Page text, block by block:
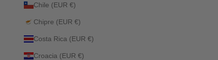
Chile (EUR €)
Chipre (EUR €)
Costa Rica (EUR €)
Croacia (EUR €)